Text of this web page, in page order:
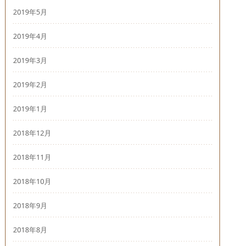
2019年5月
2019年4月
2019年3月
2019年2月
2019年1月
2018年12月
2018年11月
2018年10月
2018年9月
2018年8月